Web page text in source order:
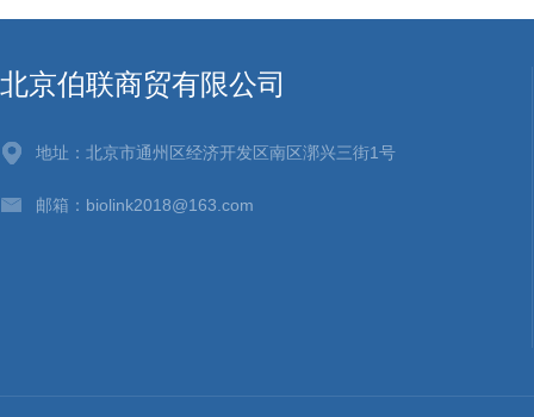
北京伯联商贸有限公司
地址：北京市通州区经济开发区南区漷兴三街1号
邮箱：biolink2018@163.com